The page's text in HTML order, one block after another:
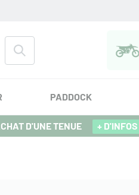
PADDOCK
D'UNE TENUE + D'INFOS